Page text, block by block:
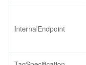
InternalEndpoint